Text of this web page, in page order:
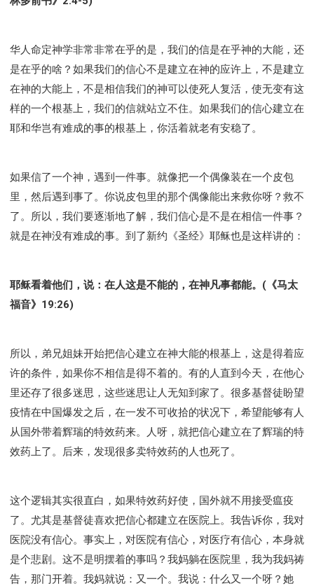
华人命定神学非常非常在乎的是，我们的信是在乎神的大能，还
是在乎的啥？如果我们的信心不是建立在神的应许上，不是建立
在神的大能上，不是相信我们的神可以使死人复活，使无变有这
样的一个根基上，我们的信就站立不住。如果我们的信心建立在
耶和华岂有难成的事的根基上，你活着就老有安稳了。
如果信了一个神，遇到一件事。就像把一个偶像装在一个皮包
里，然后遇到事了。你说皮包里的那个偶像能出来救你呀？救不
了。所以，我们要逐渐地了解，我们信心是不是在相信一件事？
就是在神没有难成的事。到了新约《圣经》耶稣也是这样讲的：
耶稣看着他们，说：在人这是不能的，在神凡事都能。(《马太
福音》19:26)
所以，弟兄姐妹开始把信心建立在神大能的根基上，这是得着应
许的条件，如果你不相信是得不着的。有的人直到今天，在他心
里还存了很多迷思，这些迷思让人无知到家了。很多基督徒盼望
疫情在中国爆发之后，在一发不可收拾的状况下，希望能够有人
从国外带着辉瑞的特效药来。人呀，就把信心建立在了辉瑞的特
效药上了。后来，发现很多卖特效药的人也死了。
这个逻辑其实很直白，如果特效药好使，国外就不用接受瘟疫
了。尤其是基督徒喜欢把信心都建立在医院上。我告诉你，我对
医院没有信心。事实上，对医院有信心，对医疗有信心，本身就
是个悲剧。这不是明摆着的事吗？我妈躺在医院里，我为我妈祷
告，那门开着。我妈就说：又一个。我说：什么又一个呀？她